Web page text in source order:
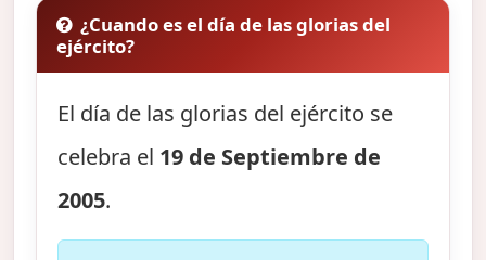
¿Cuando es el día de las glorias del
ejército?
El día de las glorias del ejército se
celebra el 19 de Septiembre de
2005.